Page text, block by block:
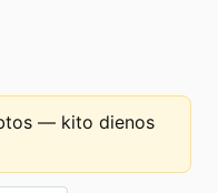
— kito dienos